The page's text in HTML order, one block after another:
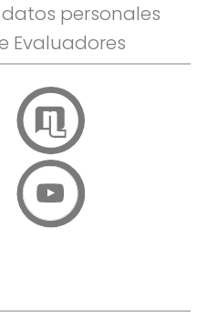
personales
Evaluadores